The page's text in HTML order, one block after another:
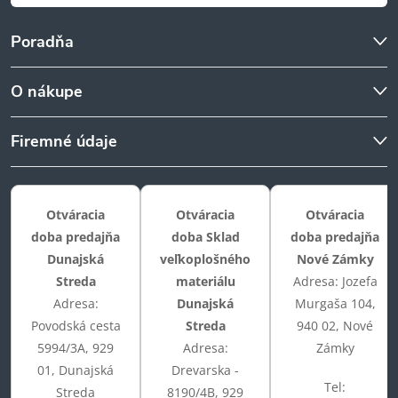
Poradňa
O nákupe
Firemné údaje
Otváracia
doba predajňa
Dunajská
Streda
Adresa:
Povodská cesta
5994/3A, 929
01, Dunajská
Streda
Otváracia
doba Sklad
veľkoplošného
materiálu
Dunajská
Streda
Adresa:
Drevarska -
8190/4B, 929
Otváracia
doba predajňa
Nové Zámky
Adresa: Jozefa
Murgaša 104,
940 02, Nové
Zámky
Tel: